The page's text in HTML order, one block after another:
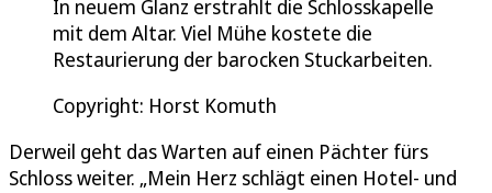
In neuem Glanz erstrahlt die Schlosskapelle
mit dem Altar. Viel Mühe kostete die
Restaurierung der barocken Stuckarbeiten.
Copyright: Horst Komuth
Derweil geht das Warten auf einen Pächter fürs
Schloss weiter. „Mein Herz schlägt einen Hotel- und